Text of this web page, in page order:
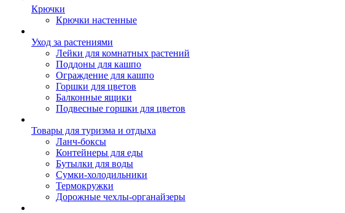
Крючки
Крючки настенные
Уход за растениями
Лейки для комнатных растений
Поддоны для кашпо
Ограждение для кашпо
Горшки для цветов
Балконные ящики
Подвесные горшки для цветов
Товары для туризма и отдыха
Ланч-боксы
Контейнеры для еды
Бутылки для воды
Сумки-холодильники
Термокружки
Дорожные чехлы-органайзеры